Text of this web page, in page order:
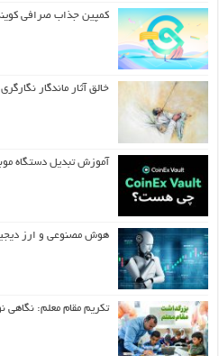
کمپین جذاب صرافی
خالق آثار ماندگار
آموزش تبدیل دستگاه
هوش مصنوعی و ارز
تکریم مقام معلم: